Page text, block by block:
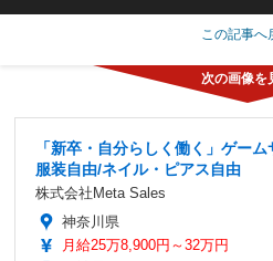
この記事へ
「新卒・自分らしく働く」ゲー
服装自由/ネイル・ピアス自由
株式会社Meta Sales
神奈川県
月給25万8,900円～32万円